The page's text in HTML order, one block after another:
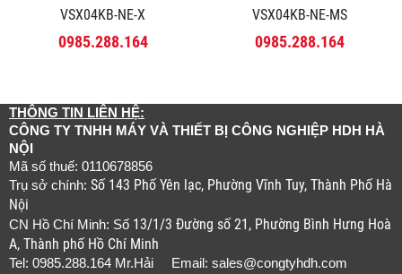
VSX04KB-NE-X
0985.288.164
VSX04KB-NE-MS
0985.288.164
THÔNG TIN LIÊN HỆ:
CÔNG TY TNHH MÁY VÀ THIẾT BỊ CÔNG NGHIỆP HDH HÀ
NỘI
Mã số thuế: 0110678856
Trụ sở chính: Số 143 Phố Yên lạc, Phường Vĩnh Tuy, Thành Phố Hà
Nội
CN Hồ Chí Minh: Số 13/1/3 Đường số 21, Phường Bình Hưng Hoà
A, Thành phố Hồ Chí Minh
Tel: 0985.288.164 Mr.Hải Email: sales@congtyhdh.com